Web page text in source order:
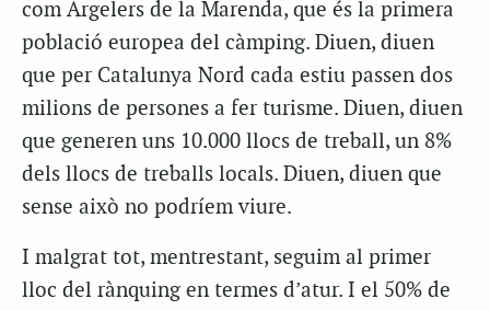
com Argelers de la Marenda, que és la primera
població europea del càmping. Diuen, diuen
que per Catalunya Nord cada estiu passen dos
milions de persones a fer turisme. Diuen, diuen
que generen uns 10.000 llocs de treball, un 8%
dels llocs de treballs locals. Diuen, diuen que
sense això no podríem viure.
I malgrat tot, mentrestant, seguim al primer
lloc del rànquing en termes d’atur. I el 50% de